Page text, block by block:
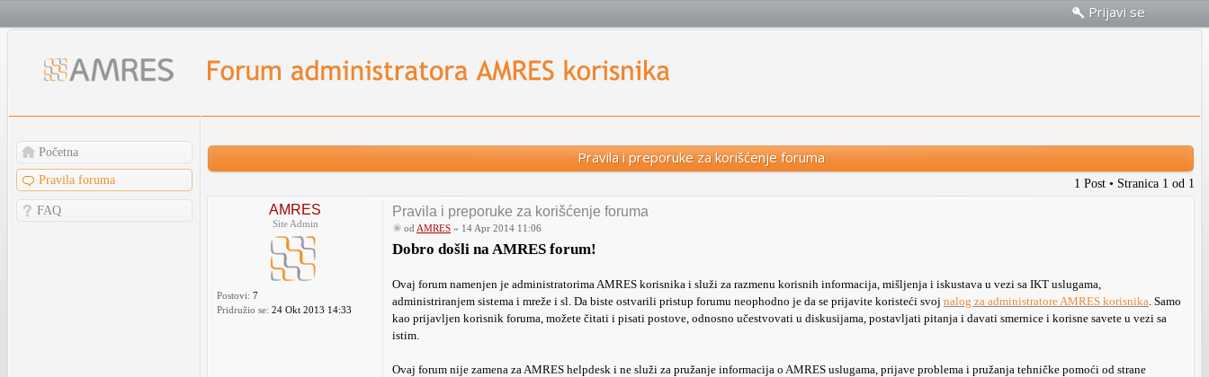
Prijavi se
Početna
Pravila foruma
FAQ
Pravila i preporuke za korišćenje foruma
1 Post • Stranica 1 od 1
AMRES
Site Admin
Postovi: 7
Pridružio se: 24 Okt 2013 14:33
Pravila i preporuke za korišćenje foruma
od AMRES » 14 Apr 2014 11:06
Dobro došli na AMRES forum!
Ovaj forum namenjen je administratorima AMRES korisnika i služi za razmenu korisnih informacija, mišljenja i iskustava u vezi sa IKT uslugama,
administriranjem sistema i mreže i sl. Da biste ostvarili pristup forumu neophodno je da se prijavite koristeći svoj nalog za administratore AMRES korisnika. Samo
kao prijavljen korisnik foruma, možete čitati i pisati postove, odnosno učestvovati u diskusijama, postavljati pitanja i davati smernice i korisne savete u vezi sa
istim.
Ovaj forum nije zamena za AMRES helpdesk i ne služi za pružanje informacija o AMRES uslugama, prijave problema i pružanja tehničke pomoći od strane